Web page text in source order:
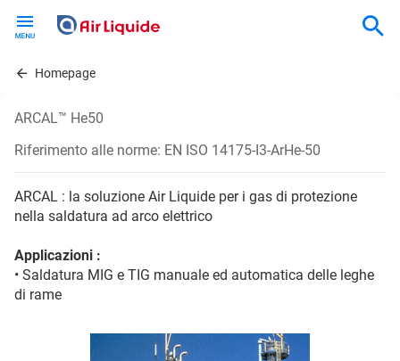
contentHomepage
ARCAL™ He50
Riferimento alle norme: EN ISO 14175-I3-ArHe-50
ARCAL : la soluzione Air Liquide per i gas di protezione
nella saldatura ad arco elettrico
Applicazioni :
• Saldatura MIG e TIG manuale ed automatica delle leghe
di rame